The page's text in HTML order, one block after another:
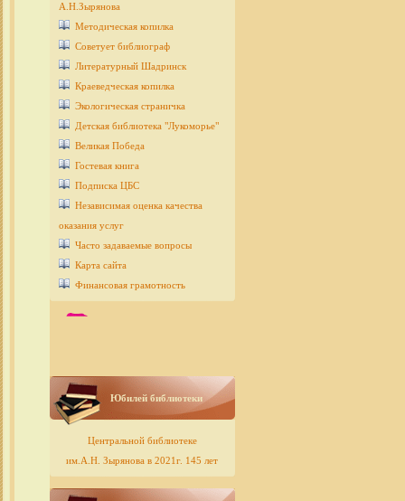
А.Н.Зырянова
Методическая копилка
Советует библиограф
Литературный Шадринск
Краеведческая копилка
Экологическая страничка
Детcкая библиотека "Лукоморье"
Великая Победа
Гостевая книга
Подписка ЦБС
Независимая оценка качества
оказания услуг
Часто задаваемые вопросы
Карта сайта
Финансовая грамотность
Юбилей библиотеки
Центральной библиотеке
им.А.Н. Зырянова в 2021г. 145 лет